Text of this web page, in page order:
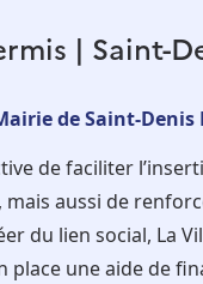
| Saint-
de Saint-Denis
de faciliter
aussi de
du lien social, La
place une aide de